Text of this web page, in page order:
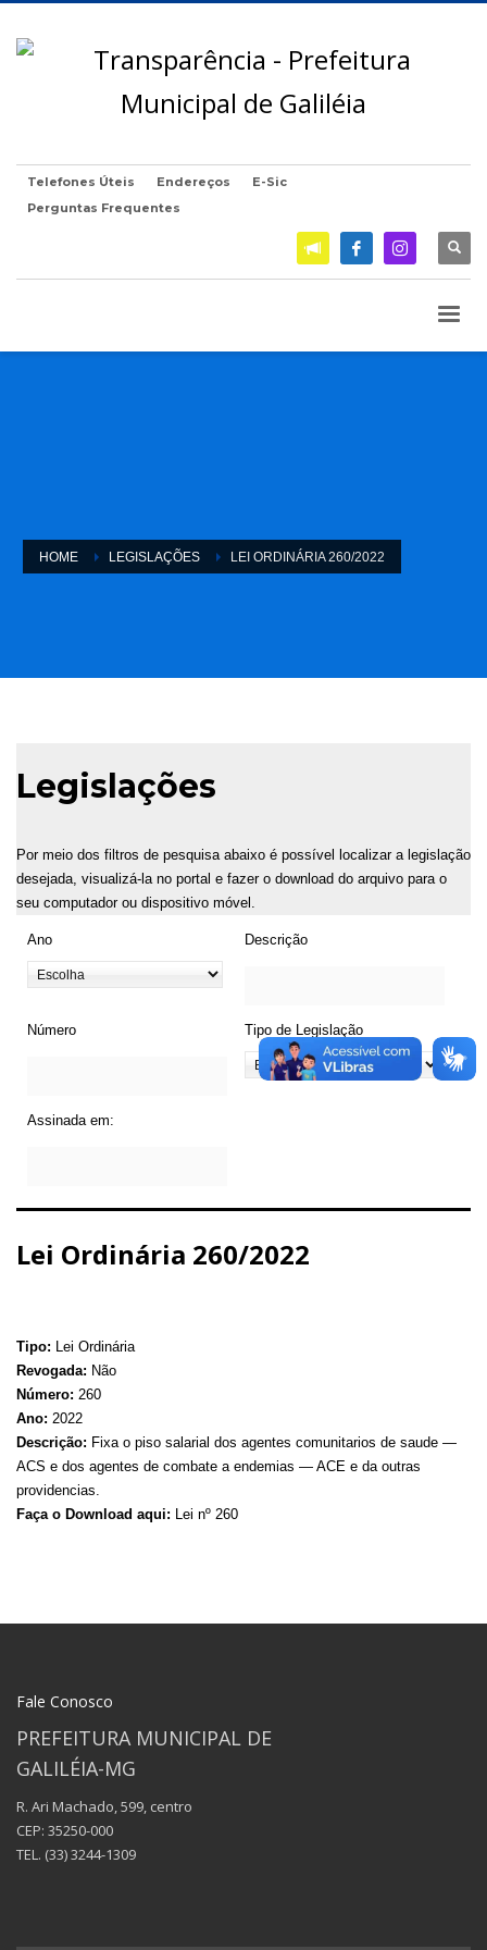
Telefones Úteis Endereços
E-Sic
Perguntas Frequentes
HOME LEGISLAÇÕES LEI ORDINÁRIA 260/2022
Legislações
Por meio dos filtros de pesquisa abaixo é possível localizar a legislação
desejada, visualizá-la no portal e fazer o download do arquivo para o
seu computador ou dispositivo móvel.
Ano Descrição
Número Tipo de Legislação
Assinada em:
Lei Ordinária 260/2022
Tipo: Lei Ordinária
Revogada: Não
Número: 260
Ano: 2022
Descrição: Fixa o piso salarial dos agentes comunitarios de saude —
ACS e dos agentes de combate a endemias — ACE e da outras
providencias.
Faça o Download aqui: Lei nº 260
Fale Conosco
PREFEITURA MUNICIPAL DE
GALILÉIA-MG
R. Ari Machado, 599, centro
CEP: 35250-000
TEL. (33) 3244-1309